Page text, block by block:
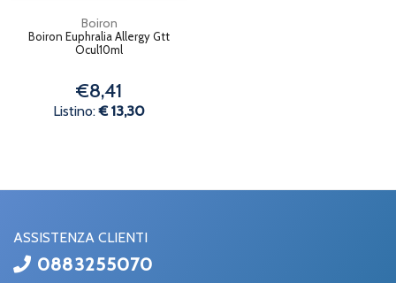
Boiron
Boiron Euphralia Allergy Gtt
Ocul10ml
€8,41
Listino:€ 13,30
ASSISTENZA CLIENTI
0883255070